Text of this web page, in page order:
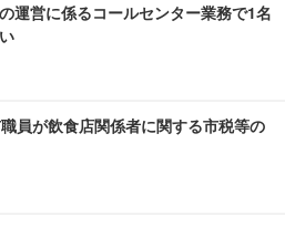
運営に係るコールセンター業務で1名
員が飲食店関係者に関する市税等の